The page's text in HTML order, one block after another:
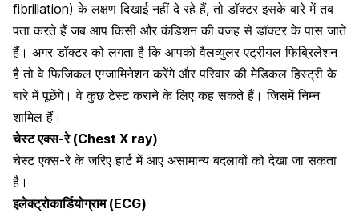
fibrillation) के लक्षण दिखाई नहीं दे रहे हैं, तो डॉक्टर इसके बारे में तब
पता करते हैं जब आप किसी और कंडिशन की वजह से डॉक्टर के पास जाते
हैं। अगर डॉक्टर को लगता है कि आपको वैलव्युलर एट्रीयल फिब्रिलेशन
है तो वे फिजिकल एग्जामिनेशन करेंगे और परिवार की मेडिकल हिस्ट्री के
बारे में पूछेंगे। वे कुछ टेस्ट कराने के लिए कह सकते हैं। जिसमें निम्न
शामिल हैं।
चेस्ट एक्स-रे (Chest X ray)
चेस्ट एक्स-रे के जरिए हार्ट में आए असामान्य बदलावों को देखा जा सकता
है।
इलेक्ट्रोकार्डियोग्राम (ECG)